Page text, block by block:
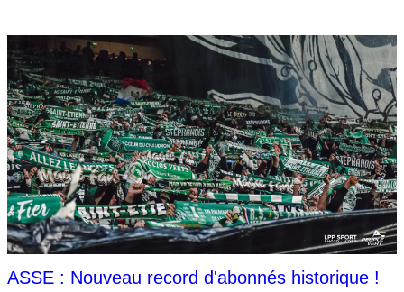
ASSE : Nouveau record d'abonnés historique !